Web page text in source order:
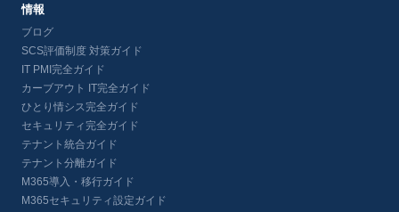
情報
ブログ
SCS評価制度 対策ガイド
IT PMI完全ガイド
カーブアウト IT完全ガイド
ひとり情シス完全ガイド
セキュリティ完全ガイド
テナント統合ガイド
テナント分離ガイド
M365導入・移行ガイド
M365セキュリティ設定ガイド